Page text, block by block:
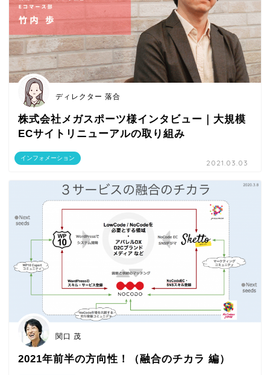
インフォメーション
ディレクター 落合
株式会社メガスポーツ様インタビュー｜大規模
ECサイトリニューアルの取り組み
2021.03.03
関口 茂
2021年前半の方向性！（融合のチカラ 編）